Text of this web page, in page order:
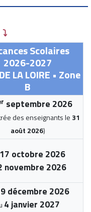
Scolaires
2026-2027
LA LOIRE • Zone
B
septembre 2026
des enseignants le 31
août 2026)
17 octobre 2026
novembre 2026
décembre 2026
4 janvier 2027